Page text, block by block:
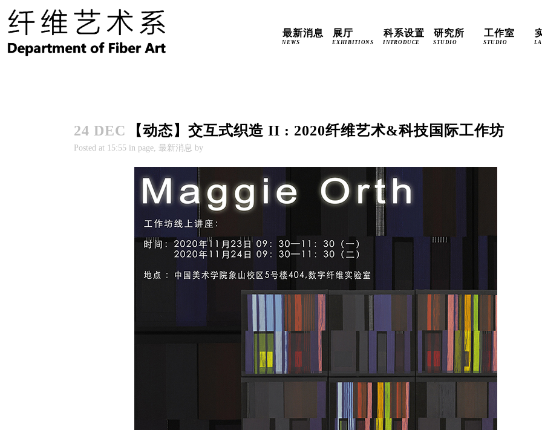

最新消息
NEWS
展厅
EXHIBITIONS
科系设置
INTRODUCE
研究所
STUDIO
工作室
STUDIO
24 DEC 【动态】交互式织造 II : 2020纤维艺术&科技国际工作坊
Posted at 15:55 in page, 最新消息 by